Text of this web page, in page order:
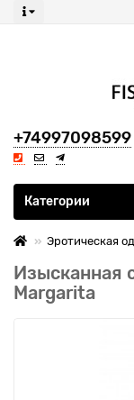
+74997098599
Все категории
Категории
Эротическая
Изысканная
Margarita